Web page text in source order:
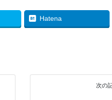
Hatena
次の